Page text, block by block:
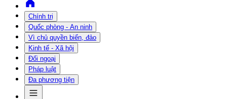
Chính trị
Quốc phòng - An ninh
Vì chủ quyền biển, đảo
Kinh tế - Xã hội
Đối ngoại
Pháp luật
Đa phương tiện